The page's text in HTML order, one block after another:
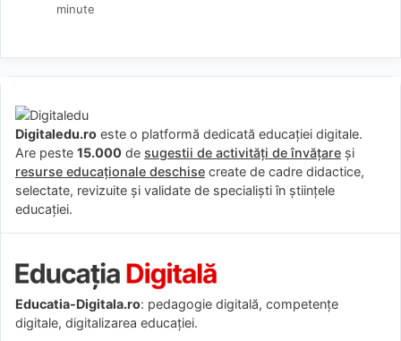
minute
Digitaledu.ro este o platformă dedicată educației digitale.
Are peste 15.000 de sugestii de activități de învățare și
resurse educaționale deschise create de cadre didactice,
selectate, revizuite și validate de specialiști în științele
educației.
Educatia-Digitala.ro: pedagogie digitală, competențe
digitale, digitalizarea educației.